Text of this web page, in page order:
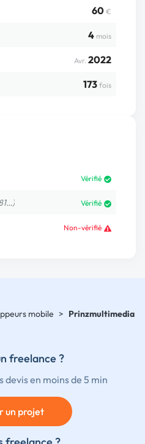
60 €
4 mois
Avr. 2022
173 fois
Vérifié
Vérifié
Non-vérifié
mobile > Prinzmultimedia
freelance ?
devis en moins de 5 min
un projet